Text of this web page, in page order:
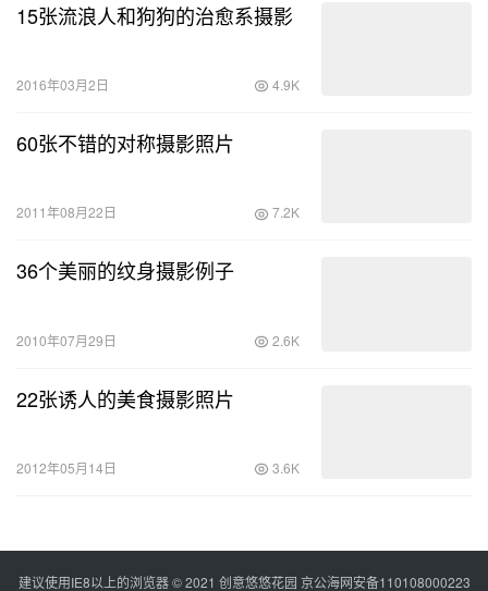
15张流浪人和狗狗的治愈系摄影
2016年03月2日 4.9K
60张不错的对称摄影照片
2011年08月22日 7.2K
36个美丽的纹身摄影例子
2010年07月29日 2.6K
22张诱人的美食摄影照片
2012年05月14日 3.6K
建议使用IE8以上的浏览器 © 2021 创意悠悠花园 京公海网安备110108000223